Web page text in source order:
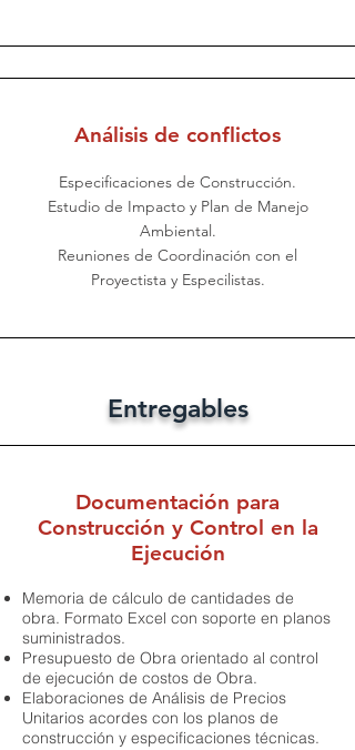
Análisis de conflictos
Especificaciones de Construcción.
Estudio de Impacto y Plan de Manejo
Ambiental.
Reuniones de Coordinación con el
Proyectista y Especilistas.
Entregables
Documentación para
Construcción y Control en la
Ejecución
Memoria de cálculo de cantidades de
obra. Formato Excel con soporte en planos
suministrados.
Presupuesto de Obra orientado al control
de ejecución de costos de Obra.
Elaboraciones de Análisis de Precios
Unitarios acordes con los planos de
construcción y especificaciones técnicas.